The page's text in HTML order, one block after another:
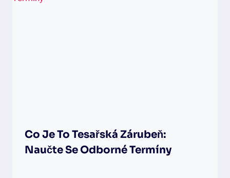
Co Je To Tesařská Zárubeň:
Naučte Se Odborné Termíny